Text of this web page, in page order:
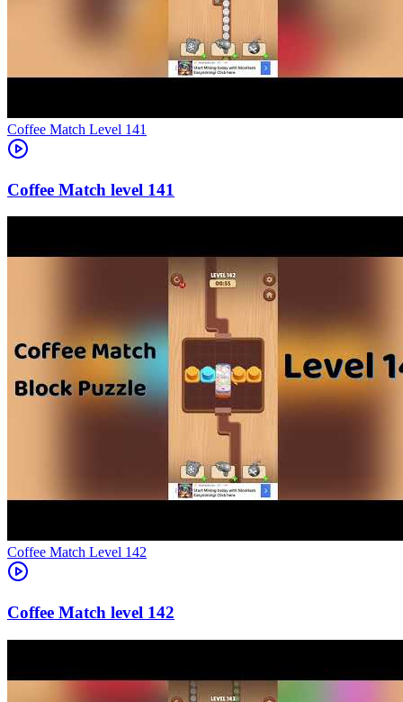
Level 141
141
Level 142
142